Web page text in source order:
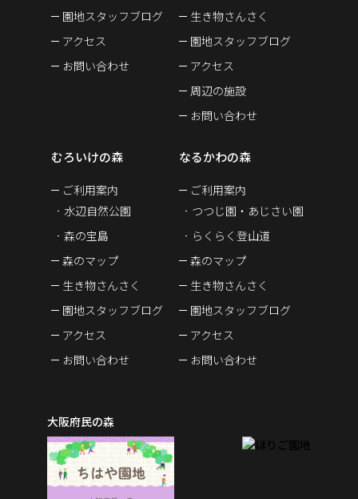
園地スタッフブログ
アクセス
お問い合わせ
生き物さんさく
園地スタッフブログ
アクセス
周辺の施設
お問い合わせ
むろいけの森
ご利用案内
水辺自然公園
森の宝島
森のマップ
生き物さんさく
園地スタッフブログ
アクセス
お問い合わせ
なるかわの森
ご利用案内
つつじ園・あじさい園
らくらく登山道
森のマップ
生き物さんさく
園地スタッフブログ
アクセス
お問い合わせ
大阪府民の森